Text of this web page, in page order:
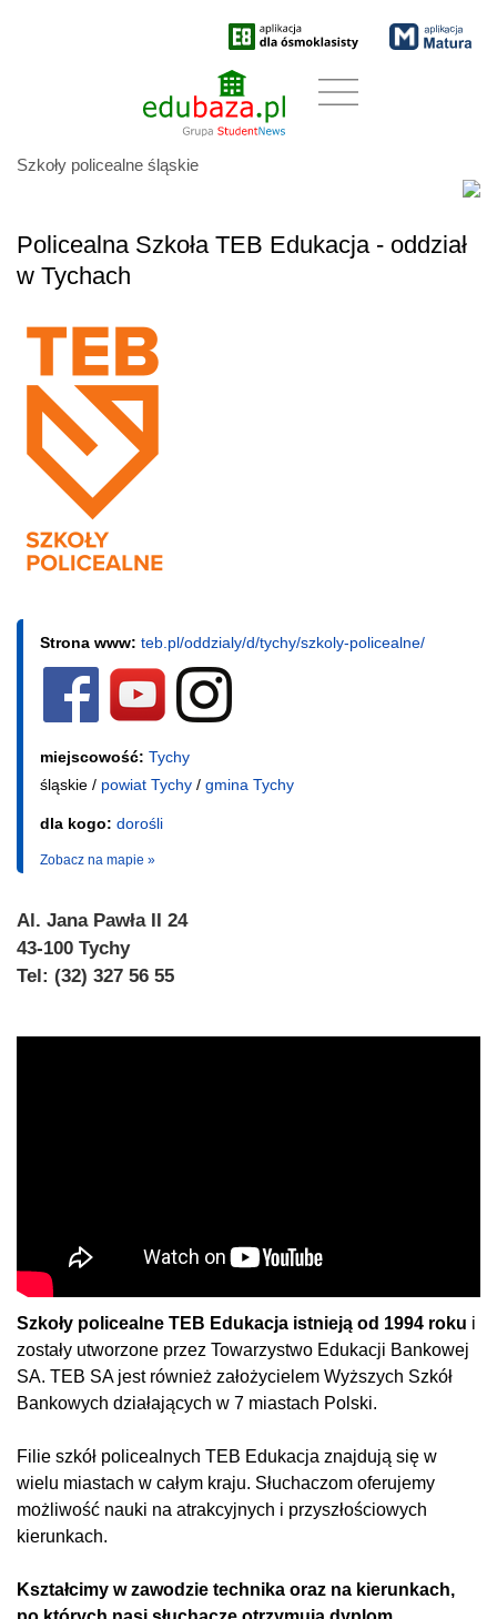
Szkoły policealne śląskie
Policealna Szkoła TEB Edukacja - oddział
w Tychach
Strona www: teb.pl/oddzialy/d/tychy/szkoly-policealne/
miejscowość: Tychy
śląskie / powiat Tychy / gmina Tychy
dla kogo: dorośli
Zobacz na mapie »
Al. Jana Pawła II 24
43-100 Tychy
Tel: (32) 327 56 55
Szkoły policealne TEB Edukacja istnieją od 1994 roku i
zostały utworzone przez Towarzystwo Edukacji Bankowej
SA. TEB SA jest również założycielem Wyższych Szkół
Bankowych działających w 7 miastach Polski.
Filie szkół policealnych TEB Edukacja znajdują się w
wielu miastach w całym kraju. Słuchaczom oferujemy
możliwość nauki na atrakcyjnych i przyszłościowych
kierunkach.
Kształcimy w zawodzie technika oraz na kierunkach,